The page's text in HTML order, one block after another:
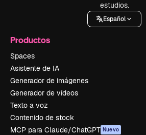
estudios.
Español
Productos
Spaces
Asistente de IA
Generador de imágenes
Generador de vídeos
Texto a voz
Contenido de stock
MCP para Claude/ChatGPT Nuevo